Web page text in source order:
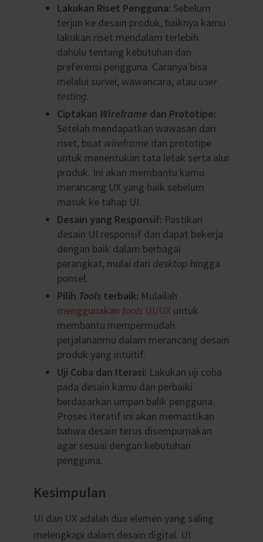
Lakukan Riset Pengguna: Sebelum
terjun ke desain produk, baiknya kamu
lakukan riset mendalam terlebih
dahulu tentang kebutuhan dan
preferensi pengguna. Caranya bisa
melalui survei, wawancara, atau user
testing.
Ciptakan Wireframe dan Prototipe:
Setelah mendapatkan wawasan dari
riset, buat wireframe dan prototipe
untuk menentukan tata letak serta alur
produk. Ini akan membantu kamu
merancang UX yang baik sebelum
masuk ke tahap UI.
Desain yang Responsif: Pastikan
desain UI responsif dan dapat bekerja
dengan baik dalam berbagai
perangkat, mulai dari desktop hingga
ponsel.
Pilih Toolsterbaik: Mulailah
menggunakan tools UI/UXuntuk
membantu mempermudah
perjalananmu dalam merancang desain
produk yang intuitif.
Uji Coba dan Iterasi: Lakukan uji coba
pada desain kamu dan perbaiki
berdasarkan umpan balik pengguna.
Proses iteratif ini akan memastikan
bahwa desain terus disempurnakan
agar sesuai dengan kebutuhan
pengguna.
Kesimpulan
UI dan UX adalah dua elemen yang saling
melengkapi dalam desain digital. UI